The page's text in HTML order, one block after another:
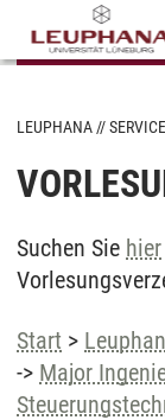
LEUPHANA SERVICE
Suchen Sie hier
Start >
-> Major